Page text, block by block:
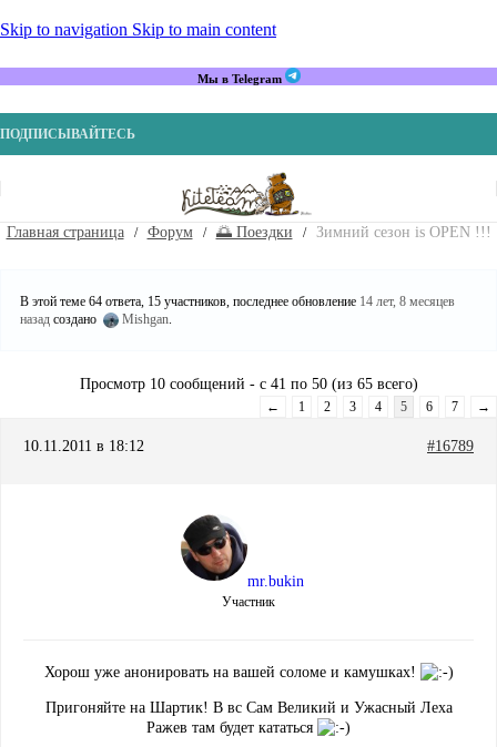
Skip to navigation Skip to main content
Мы в Telegram
ПОДПИСЫВАЙТЕСЬ
Главная страница Форум 🌅 Поездки Зимний сезон is OPEN !!!
В этой теме 64 ответа, 15 участников, последнее обновление 14 лет, 8 месяцев
назад создано Mishgan.
Просмотр 10 сообщений - с 41 по 50 (из 65 всего)
← 1 2 3 4 5 6 7 →
10.11.2011 в 18:12 #16789
mr.bukin
Участник
Хорош уже анонировать на вашей соломе и камушках!
Пригоняйте на Шартик! В вс Сам Великий и Ужасный Леха
Ражев там будет кататься